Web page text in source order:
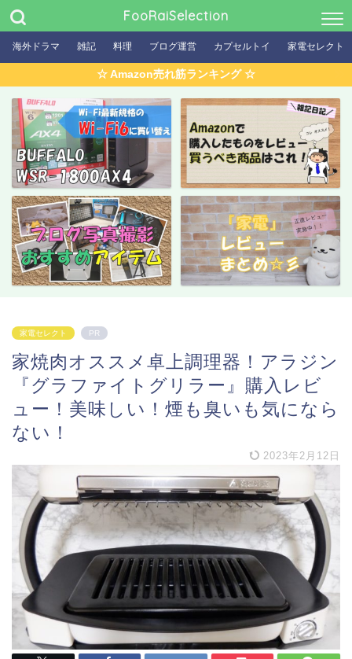
FooRaiSelection
海外ドラマ 雑記 料理 ブログ運営 カプセルトイ 家電セレクト
☆ Amazon売れ筋ランキング ☆
家電セレクト PR
家焼肉オススメ卓上調理器！アラジン
『グラファイトグリラー』購入レビ
ュー！美味しい！煙も臭いも気になら
ない！
2023年2月12日